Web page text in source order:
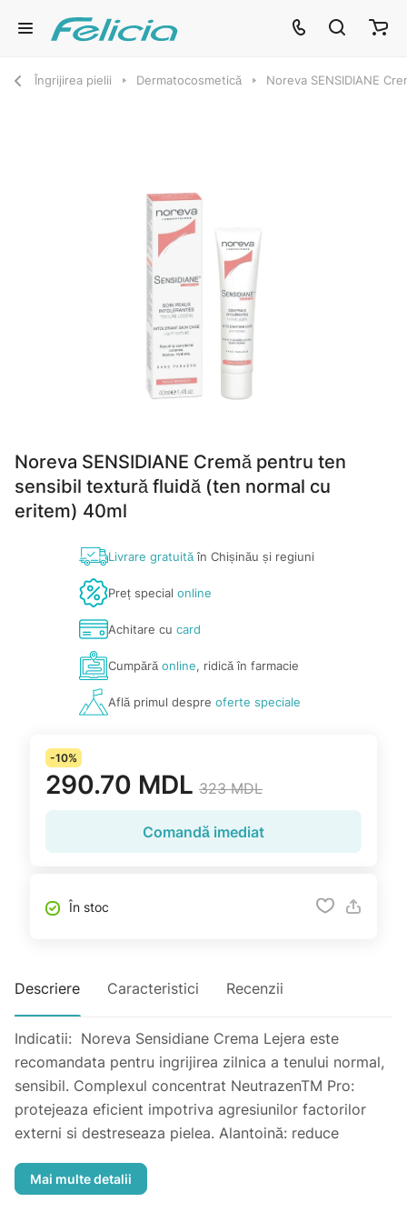
Îngrijirea pielii Dermatocosmetică Noreva SENSIDIANE
Noreva SENSIDIANE Cremă pentru ten
sensibil textură fluidă (ten normal cu
eritem) 40ml
Livrare gratuităîn Chișinău și regiuni
Preț special online
Achitare cu card
Cumpărăonline, ridică în farmacie
Află primul despre oferte speciale
-10%
290.70 MDL 323 MDL
Comandă imediat
În stoc
Descriere Caracteristici Recenzii
Indicatii: Noreva Sensidiane Crema Lejera este
recomandata pentru ingrijirea zilnica a tenului normal,
sensibil. Complexul concentrat NeutrazenTM Pro:
protejeaza eficient impotriva agresiunilor factorilor
externi si destreseaza pielea. Alantoină: reduce
Fitobioactivi hidratanţi (măsline): asigură hidratare